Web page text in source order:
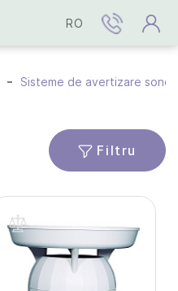
RO
Sisteme de avertizare
Filtru